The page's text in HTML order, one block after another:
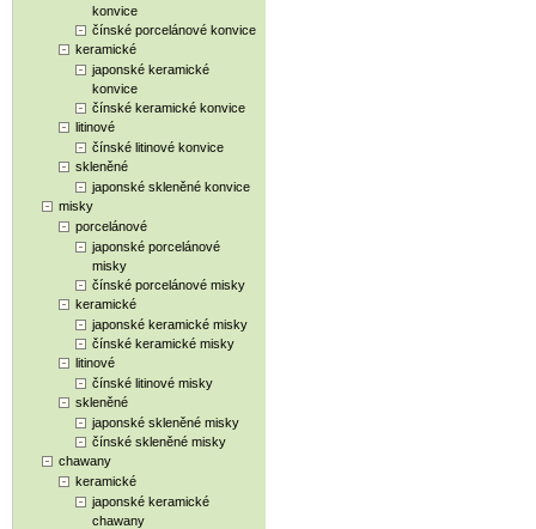
konvice
čínské porcelánové konvice
keramické
japonské keramické
konvice
čínské keramické konvice
litinové
čínské litinové konvice
skleněné
japonské skleněné konvice
misky
porcelánové
japonské porcelánové
misky
čínské porcelánové misky
keramické
japonské keramické misky
čínské keramické misky
litinové
čínské litinové misky
skleněné
japonské skleněné misky
čínské skleněné misky
chawany
keramické
japonské keramické
chawany